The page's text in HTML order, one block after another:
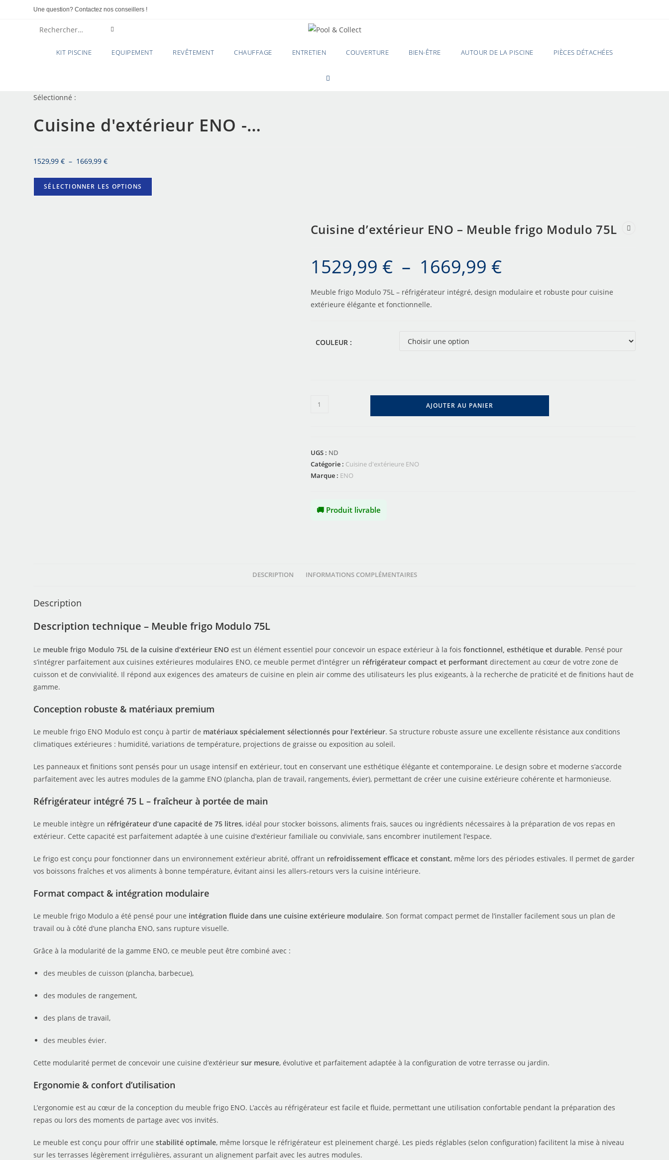
Une question? Contactez nos conseillers !
Rechercher
KIT PISCINE EQUIPEMENT REVÊTEMENT CHAUFFAGE ENTRETIEN COUVERTURE BIEN-ÊTRE AUTOUR DE LA PISCINE PIÈCES DÉTACHÉES
Sélectionné :
Cuisine d'extérieur ENO -…
1529,99€ – 1669,99€
SÉLECTIONNER LES OPTIONS
Cuisine d’extérieur ENO – Meuble frigo Modulo 75L
1529,99 € – 1669,99 €
Meuble frigo Modulo 75L – réfrigérateur intégré, design modulaire et robuste pour cuisine
extérieure élégante et fonctionnelle.
COULEUR :
AJOUTER AU PANIER
UGS : ND
Catégorie : Cuisine d'extérieure ENO
Marque : ENO
🚚 Produit livrable
DESCRIPTION INFORMATIONS COMPLÉMENTAIRES
Description
Description technique – Meuble frigo Modulo 75L
Le meuble frigo Modulo 75L de la cuisine d’extérieur ENO est un élément essentiel pour concevoir un espace extérieur à la foisfonctionnel, esthétique et durable. Pensé pour
s’intégrer parfaitement aux cuisines extérieures modulaires ENO, ce meuble permet d’intégrer un réfrigérateur compact et performant directement au cœur de votre zone de
cuisson et de convivialité. Il répond aux exigences des amateurs de cuisine en plein air comme des utilisateurs les plus exigeants, à la recherche de praticité et de finitions haut de
gamme.
Conception robuste & matériaux premium
Le meuble frigo ENO Modulo est conçu à partir de matériaux spécialement sélectionnés pour l’extérieur. Sa structure robuste assure une excellente résistance aux conditions
climatiques extérieures : humidité, variations de température, projections de graisse ou exposition au soleil.
Les panneaux et finitions sont pensés pour un usage intensif en extérieur, tout en conservant une esthétique élégante et contemporaine. Le design sobre et moderne s’accorde
parfaitement avec les autres modules de la gamme ENO (plancha, plan de travail, rangements, évier), permettant de créer une cuisine extérieure cohérente et harmonieuse.
Réfrigérateur intégré 75 L – fraîcheur à portée de main
Le meuble intègre un réfrigérateur d’une capacité de 75 litres, idéal pour stocker boissons, aliments frais, sauces ou ingrédients nécessaires à la préparation de vos repas en
extérieur. Cette capacité est parfaitement adaptée à une cuisine d’extérieur familiale ou conviviale, sans encombrer inutilement l’espace.
Le frigo est conçu pour fonctionner dans un environnement extérieur abrité, offrant un refroidissement efficace et constant, même lors des périodes estivales. Il permet de garder
vos boissons fraîches et vos aliments à bonne température, évitant ainsi les allers-retours vers la cuisine intérieure.
Format compact & intégration modulaire
Le meuble frigo Modulo a été pensé pour une intégration fluide dans une cuisine extérieure modulaire. Son format compact permet de l’installer facilement sous un plan de
travail ou à côté d’une plancha ENO, sans rupture visuelle.
Grâce à la modularité de la gamme ENO, ce meuble peut être combiné avec :
des meubles de cuisson (plancha, barbecue),
des modules de rangement,
des plans de travail,
des meubles évier.
Cette modularité permet de concevoir une cuisine d’extérieursur mesure, évolutive et parfaitement adaptée à la configuration de votre terrasse ou jardin.
Ergonomie & confort d’utilisation
L’ergonomie est au cœur de la conception du meuble frigo ENO. L’accès au réfrigérateur est facile et fluide, permettant une utilisation confortable pendant la préparation des
repas ou lors des moments de partage avec vos invités.
Le meuble est conçu pour offrir unestabilité optimale, même lorsque le réfrigérateur est pleinement chargé. Les pieds réglables (selon configuration) facilitent la mise à niveau
sur les terrasses légèrement irrégulières, assurant un alignement parfait avec les autres modules.